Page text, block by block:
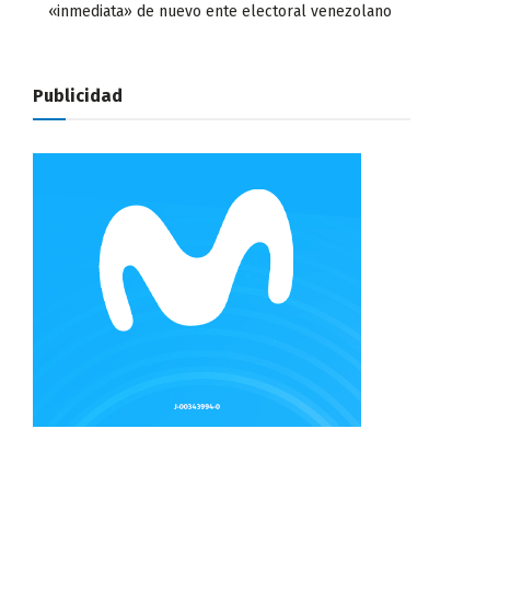
«inmediata» de nuevo ente electoral venezolano
Publicidad